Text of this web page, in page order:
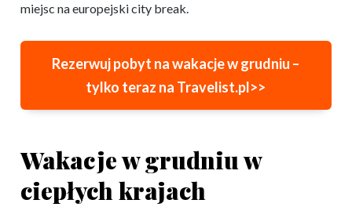
miejsc na europejski city break.
Rezerwuj pobyt na wakacje w grudniu –
tylko teraz na Travelist.pl>>
Wakacje w grudniu w
ciepłych krajach